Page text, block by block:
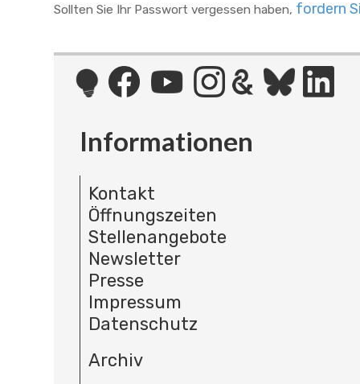
Sollten Sie Ihr Passwort vergessen haben, fordern
Informationen
Kontakt
Öffnungszeiten
Stellenangebote
Newsletter
Presse
Impressum
Datenschutz
Archiv